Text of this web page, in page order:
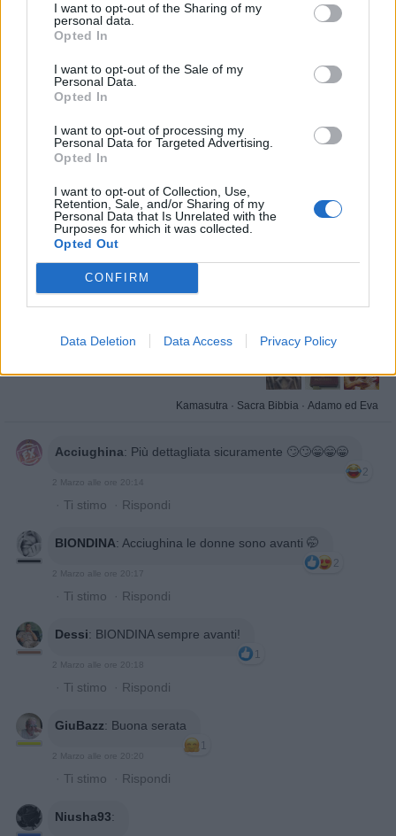
I want to opt-out of the Sharing of my
personal data.
Opted In
I want to opt-out of the Sale of my
Personal Data.
Opted In
I want to opt-out of processing my
Personal Data for Targeted Advertising.
Opted In
I want to opt-out of Collection, Use,
Retention, Sale, and/or Sharing of my
Personal Data that Is Unrelated with the
Purposes for which it was collected.
Opted Out
CONFIRM
Data Deletion Data Access Privacy Policy
Ti stimo fratello
Kamasutra · Sacra Bibbia · Adamo ed Eva
Acciughina: Più dettagliata sicuramente 🙄🙄😁😁😁
2
2 Marzo alle ore 20:14
· Ti stimo · Rispondi
BIONDINA: Acciughina le donne sono avanti 🤭
2
2 Marzo alle ore 20:17
· Ti stimo · Rispondi
Dessi: BIONDINA sempre avanti!
1
2 Marzo alle ore 20:18
· Ti stimo · Rispondi
GiuBazz: Buona serata
1
2 Marzo alle ore 20:20
· Ti stimo · Rispondi
Niusha93: